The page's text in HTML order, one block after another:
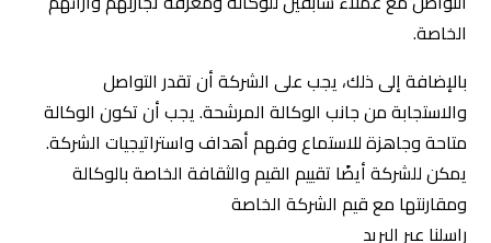
سنحدد مؤشرات الأداء الرئيسية (KPIs) المناسبة لأهدافك ونضع
خطة عمل محكمة لقياس وتحقيق النتائج. سنستخدم أدوات
تحليل البيانات لمراقبة الأداء وتقديم تقارير منتظمة توضح
التقدم المحرز وتوفير توصيات للتحسين.
كيف ستضمن وكالتكم تحقيق نتائج ملموسة في
مجالات مثل التسويق عبر وسائل التواصل
الاجتماعي وتحسين محركات البحث والإعلانات
الرقمية كـ وكالة تسويق رقمى؟